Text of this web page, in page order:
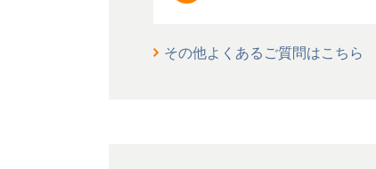
その他よくあるご質問はこちら